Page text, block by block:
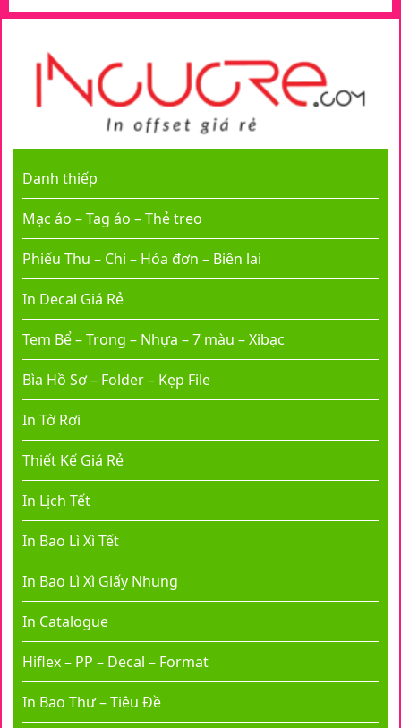
Danh thiếp
Mạc áo – Tag áo – Thẻ treo
Phiếu Thu – Chi – Hóa đơn – Biên lai
In Decal Giá Rẻ
Tem Bể – Trong – Nhựa – 7 màu – Xibạc
Bìa Hồ Sơ – Folder – Kẹp File
In Tờ Rơi
Thiết Kế Giá Rẻ
In Lịch Tết
In Bao Lì Xì Tết
In Bao Lì Xì Giấy Nhung
In Catalogue
Hiflex – PP – Decal – Format
In Bao Thư – Tiêu Đề